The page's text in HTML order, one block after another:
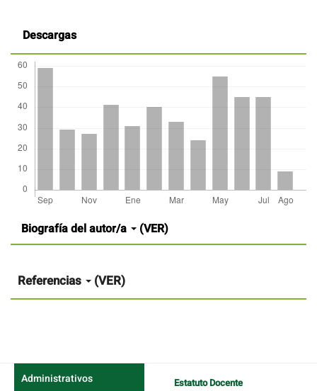
Descargas
Detalles
del
artículo
Biografía del autor/a (VER)
Referencias (VER)
Administrativos Estatuto Docente